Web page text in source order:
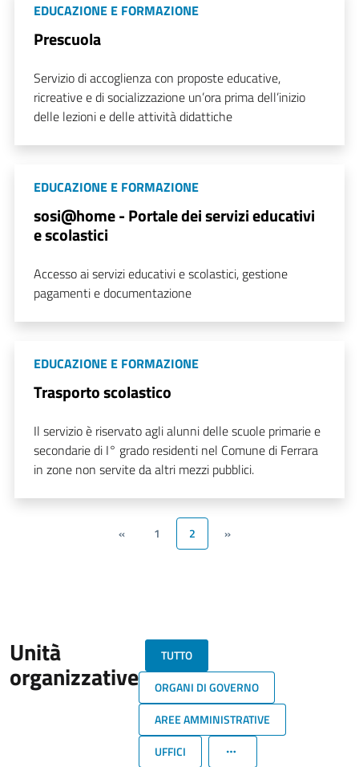
EDUCAZIONE E FORMAZIONE
Prescuola
Servizio di accoglienza con proposte educative,
ricreative e di socializzazione un’ora prima dell’inizio
delle lezioni e delle attività didattiche
EDUCAZIONE E FORMAZIONE
sosi@home - Portale dei servizi educativi
e scolastici
Accesso ai servizi educativi e scolastici, gestione
pagamenti e documentazione
EDUCAZIONE E FORMAZIONE
Trasporto scolastico
Il servizio è riservato agli alunni delle scuole primarie e
secondarie di I° grado residenti nel Comune di Ferrara
in zone non servite da altri mezzi pubblici.
« 1 2 »
Unità
organizzative
TUTTO
ORGANI DI GOVERNO
AREE AMMINISTRATIVE
UFFICI